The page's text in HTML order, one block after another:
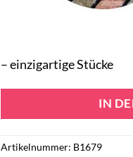
– einzigartige Stücke
IN
Artikelnummer: B1679